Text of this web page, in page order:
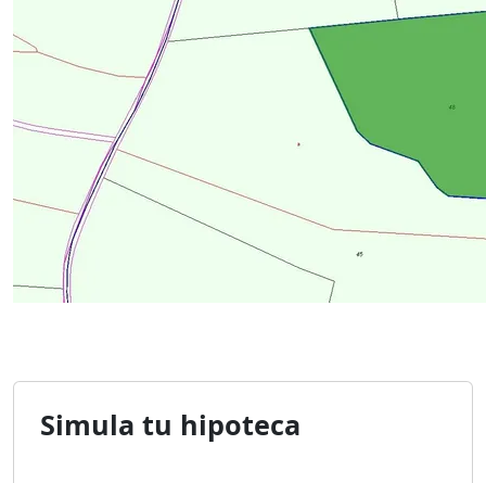
Simula tu hipoteca